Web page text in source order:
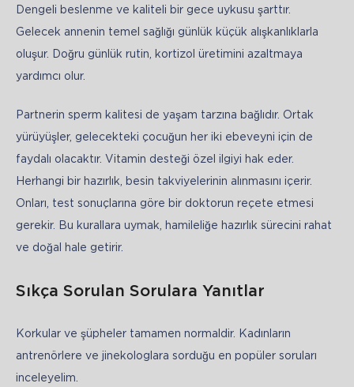
Dengeli beslenme ve kaliteli bir gece uykusu şarttır.
Gelecek annenin temel sağlığı günlük küçük alışkanlıklarla
oluşur. Doğru günlük rutin, kortizol üretimini azaltmaya
yardımcı olur.
Partnerin sperm kalitesi de yaşam tarzına bağlıdır. Ortak
yürüyüşler, gelecekteki çocuğun her iki ebeveyni için de
faydalı olacaktır. Vitamin desteği özel ilgiyi hak eder.
Herhangi bir hazırlık, besin takviyelerinin alınmasını içerir.
Onları, test sonuçlarına göre bir doktorun reçete etmesi
gerekir. Bu kurallara uymak, hamileliğe hazırlık sürecini rahat
ve doğal hale getirir.
Sıkça Sorulan Sorulara Yanıtlar
Korkular ve şüpheler tamamen normaldir. Kadınların
antrenörlere ve jinekologlara sorduğu en popüler soruları
inceleyelim.